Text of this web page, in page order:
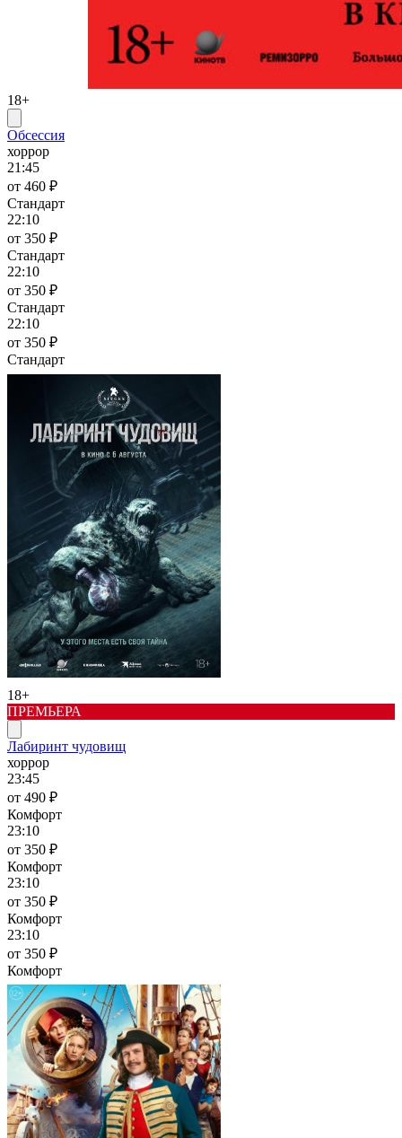
18+
Обсессия
хоррор
21:45
от 460 ₽
Стандарт
22:10
от 350 ₽
Стандарт
22:10
от 350 ₽
Стандарт
22:10
от 350 ₽
Стандарт
18+
ПРЕМЬЕРА
Лабиринт чудовищ
хоррор
23:45
от 490 ₽
Комфорт
23:10
от 350 ₽
Комфорт
23:10
от 350 ₽
Комфорт
23:10
от 350 ₽
Комфорт